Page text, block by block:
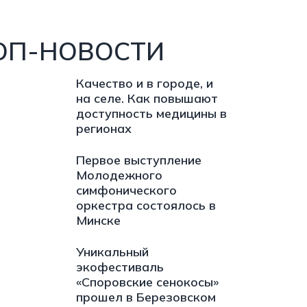
НОВОСТИ
Качество и в городе, и
на селе. Как повышают
доступность медицины в
регионах
Первое выступление
Молодежного
симфонического
оркестра состоялось в
Минске
Уникальный
экофестиваль
«Споровские сенокосы»
прошел в Березовском